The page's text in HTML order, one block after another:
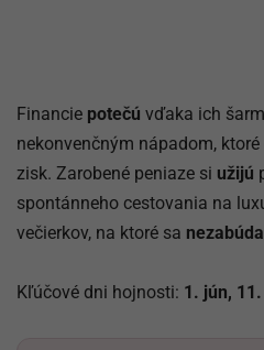
Financie potečú vďaka ich
nekonvenčným nápadom, ktoré
zisk. Zarobené peniaze si užijú
spontánneho cestovania na
večierkov, na ktoré sa
Kľúčové dni hojnosti: 1. jún,